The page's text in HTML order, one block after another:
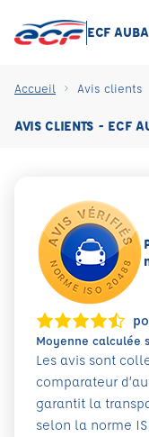
ECF
Accueil Avis clients
AVIS CLIENTS - ECF
Moyenne calculée
Les avis sont
comparateur
garantit la
selon la norme